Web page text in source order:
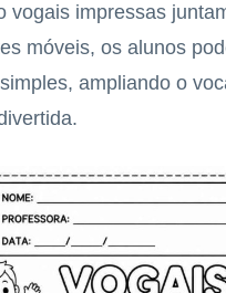
vogais impressas
móveis, os alunos
ampliando o